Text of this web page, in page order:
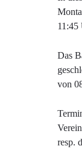
11:45
Das
von
resp.